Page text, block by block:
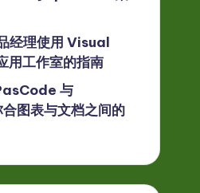
经理使用 Visual
工作室的指南
与
图表与文档之间的